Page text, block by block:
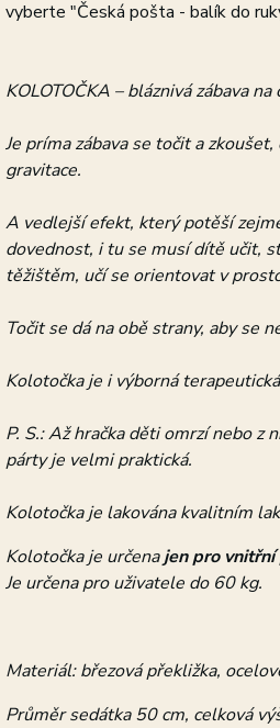
vyberte "Česká pošta - balík do
KOLOTOČKA – bláznivá zábava
Je príma zábava se točit a
gravitace.
A vedlejší efekt, který potěší
dovednost, i tu se musí dítě učit,
těžištěm, učí se orientovat v
Točit se dá na obě strany, aby se
Kolotočka je i výborná
P. S.: Až hračka děti omrzí nebo
párty je velmi praktická.
Kolotočka je lakována kvalitním
Kolotočka je určenajen pro vnitřní
Je určena pro uživatele do 60 kg.
Materiál: březová překližka,
Průměr sedátka 50 cm, celková